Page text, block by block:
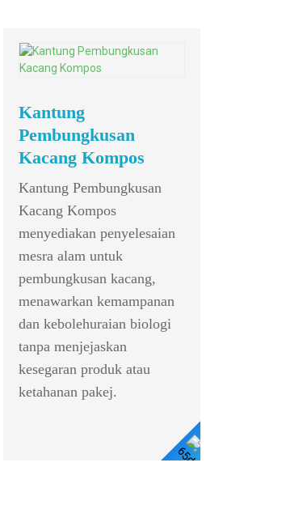
Kantung
Pembungkusan
Kacang Kompos
Kantung Pembungkusan
Kacang Kompos
menyediakan penyelesaian
mesra alam untuk
pembungkusan kacang,
menawarkan kemampanan
dan kebolehuraian biologi
tanpa menjejaskan
kesegaran produk atau
ketahanan pakej.